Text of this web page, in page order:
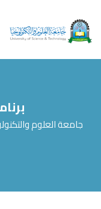
جامعة العلوم